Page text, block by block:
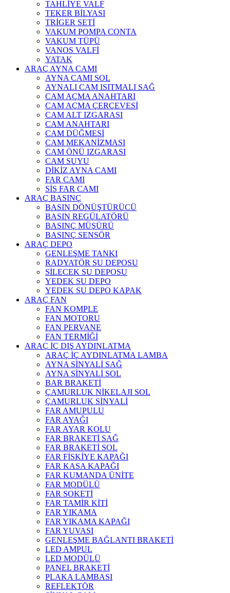
TAHLİYE VALF
TEKER BİLYASI
TRİGER SETİ
VAKUM POMPA CONTA
VAKUM TÜPÜ
VANOS VALFİ
YATAK
ARAÇ AYNA CAMI
AYNA CAMI SOL
AYNALI CAM ISITMALI SAĞ
CAM AÇMA ANAHTARI
CAM AÇMA ÇERÇEVESİ
CAM ALT IZGARASI
CAM ANAHTARI
CAM DÜĞMESİ
CAM MEKANİZMASI
CAM ÖNÜ IZGARASI
CAM SUYU
DİKİZ AYNA CAMI
FAR CAMI
SİS FAR CAMI
ARAÇ BASINÇ
BASIN DÖNÜŞTÜRÜCÜ
BASIN REGÜLATÖRÜ
BASINÇ MÜŞÜRÜ
BASINÇ SENSÖR
ARAÇ DEPO
GENLEŞME TANKI
RADYATÖR SU DEPOSU
SİLECEK SU DEPOSU
YEDEK SU DEPO
YEDEK SU DEPO KAPAK
ARAÇ FAN
FAN KOMPLE
FAN MOTORU
FAN PERVANE
FAN TERMİĞİ
ARAÇ İÇ DIŞ AYDINLATMA
ARAÇ İÇ AYDINLATMA LAMBA
AYNA SİNYALİ SAĞ
AYNA SİNYALİ SOL
BAR BRAKETİ
ÇAMURLUK NİKELAJI SOL
ÇAMURLUK SİNYALİ
FAR AMUPULU
FAR AYAĞI
FAR AYAR KOLU
FAR BRAKETİ SAĞ
FAR BRAKETİ SOL
FAR FİSKİYE KAPAĞI
FAR KASA KAPAĞI
FAR KUMANDA ÜNİTE
FAR MODÜLÜ
FAR SOKETİ
FAR TAMİR KİTİ
FAR YIKAMA
FAR YIKAMA KAPAĞI
FAR YUVASI
GENLEŞME BAĞLANTI BRAKETİ
LED AMPUL
LED MODÜLÜ
PANEL BRAKETİ
PLAKA LAMBASI
REFLEKTÖR